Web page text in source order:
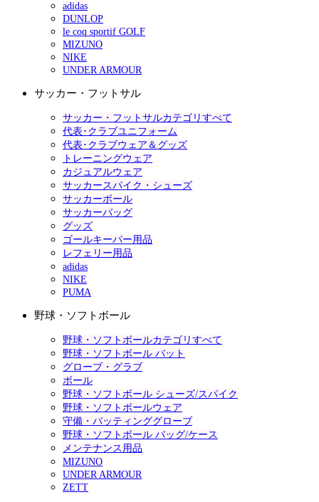
adidas
DUNLOP
le coq sportif GOLF
MIZUNO
NIKE
UNDER ARMOUR
サッカー・フットサル
サッカー・フットサルカテゴリすべて
代表･クラブユニフォーム
代表･クラブウェア＆グッズ
トレーニングウェア
カジュアルウェア
サッカースパイク・シューズ
サッカーボール
サッカーバッグ
グッズ
ゴールキーパー用品
レフェリー用品
adidas
NIKE
PUMA
野球・ソフトボール
野球・ソフトボールカテゴリすべて
野球・ソフトボール バット
グローブ・グラブ
ボール
野球・ソフトボール シューズ/スパイク
野球・ソフトボールウェア
守備・バッティンググローブ
野球・ソフトボール バッグ/ケース
メンテナンス用品
MIZUNO
UNDER ARMOUR
ZETT